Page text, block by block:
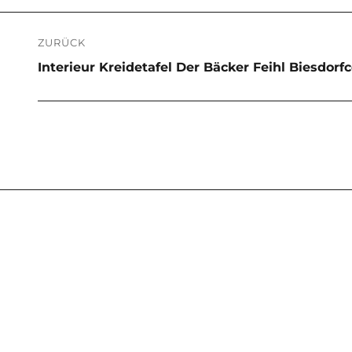
ZURÜCK
Vorheriger
Interieur Kreidetafel Der Bäcker Feihl